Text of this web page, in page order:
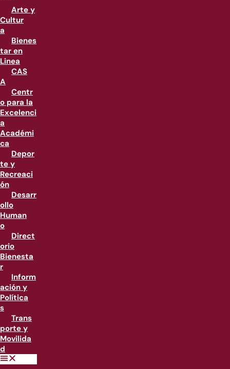
Arte y
Cultur
a
Bienes
tar en
Linea
CAS
A
Centr
o para la
Excelenci
a
Académi
ca
Depor
te y
Recreaci
ón
Desarr
ollo
Human
o
Direct
orio
Bienesta
r
Inform
ación y
Política
s
Trans
porte y
Movilida
d